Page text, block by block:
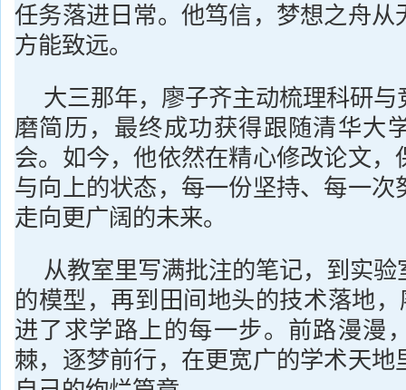
任务落进日常。他笃信，梦想之舟从
方能致远。
大三那年，廖子齐主动梳理科研
磨简历，最终成功获得跟随清华大
会。如今，他依然在精心修改论文，
与向上的状态，每一份坚持、每一次
走向更广阔的未来。
从教室里写满批注的笔记，到实
的模型，再到田间地头的技术落地，
进了求学路上的每一步。前路漫漫
棘，逐梦前行，在更宽广的学术天地